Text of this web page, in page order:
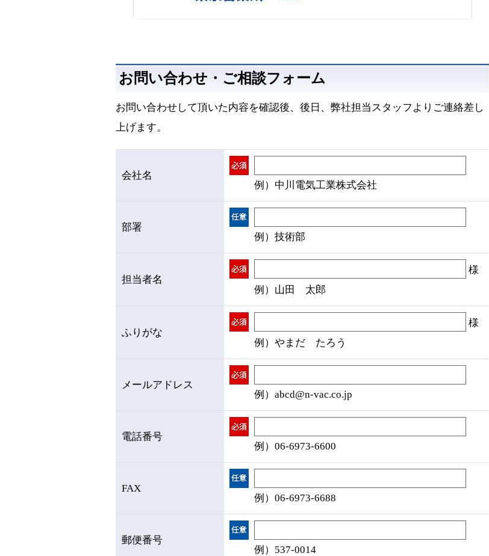
お問い合わせ・ご相談フォーム
お問い合わせして頂いた内容を確認後、後日、弊社担当スタッフよりご連絡差し
上げます。
会社名
例）中川電気工業株式会社
部署
例）技術部
担当者名
様
例）山田 太郎
ふりがな
様
例）やまだ たろう
メールアドレス
例）abcd@n-vac.co.jp
電話番号
例）06-6973-6600
FAX
例）06-6973-6688
郵便番号
例）537-0014